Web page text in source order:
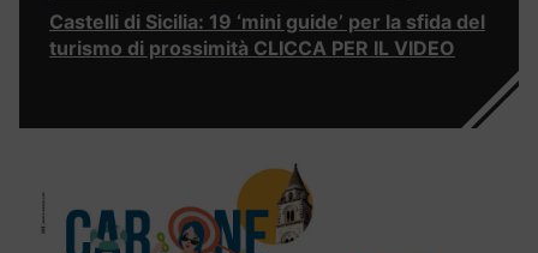
Castelli di Sicilia: 19 ‘mini guide’ per la sfida del
turismo di prossimità CLICCA PER IL VIDEO